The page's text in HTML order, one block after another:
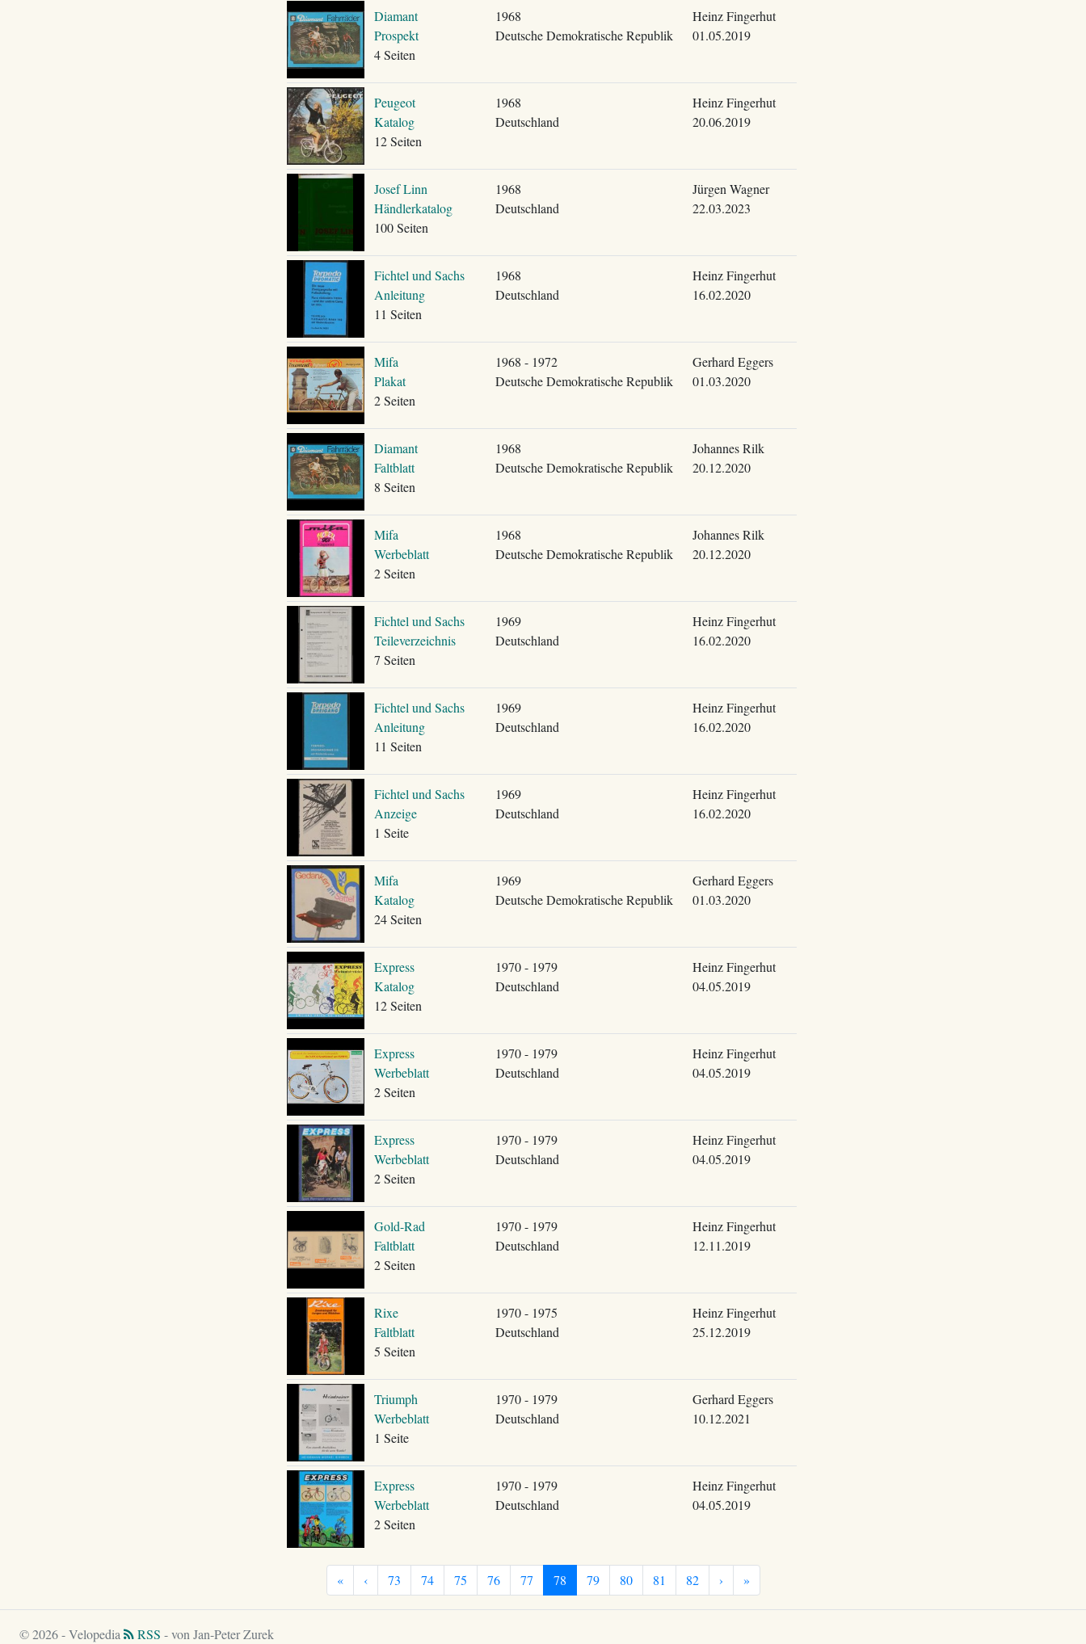
Diamant
Prospekt
4 Seiten
1968
Deutsche Demokratische Republik
Heinz Fingerhut
01.05.2019
Peugeot
Katalog
12 Seiten
1968
Deutschland
Heinz Fingerhut
20.06.2019
Josef Linn
Händlerkatalog
100 Seiten
1968
Deutschland
Jürgen Wagner
22.03.2023
Fichtel und Sachs
Anleitung
11 Seiten
1968
Deutschland
Heinz Fingerhut
16.02.2020
Mifa
Plakat
2 Seiten
1968 - 1972
Deutsche Demokratische Republik
Gerhard Eggers
01.03.2020
Diamant
Faltblatt
8 Seiten
1968
Deutsche Demokratische Republik
Johannes Rilk
20.12.2020
Mifa
Werbeblatt
2 Seiten
1968
Deutsche Demokratische Republik
Johannes Rilk
20.12.2020
Fichtel und Sachs
Teileverzeichnis
7 Seiten
1969
Deutschland
Heinz Fingerhut
16.02.2020
Fichtel und Sachs
Anleitung
11 Seiten
1969
Deutschland
Heinz Fingerhut
16.02.2020
Fichtel und Sachs
Anzeige
1 Seite
1969
Deutschland
Heinz Fingerhut
16.02.2020
Mifa
Katalog
24 Seiten
1969
Deutsche Demokratische Republik
Gerhard Eggers
01.03.2020
Express
Katalog
12 Seiten
1970 - 1979
Deutschland
Heinz Fingerhut
04.05.2019
Express
Werbeblatt
2 Seiten
1970 - 1979
Deutschland
Heinz Fingerhut
04.05.2019
Express
Werbeblatt
2 Seiten
1970 - 1979
Deutschland
Heinz Fingerhut
04.05.2019
Gold-Rad
Faltblatt
2 Seiten
1970 - 1979
Deutschland
Heinz Fingerhut
12.11.2019
Rixe
Faltblatt
5 Seiten
1970 - 1975
Deutschland
Heinz Fingerhut
25.12.2019
Triumph
Werbeblatt
1 Seite
1970 - 1979
Deutschland
Gerhard Eggers
10.12.2021
Express
Werbeblatt
2 Seiten
1970 - 1979
Deutschland
Heinz Fingerhut
04.05.2019
« ‹ 73 74 75 76 77 78 79 80 81 82 › »
© 2026 - Velopedia RSS - von Jan-Peter Zurek